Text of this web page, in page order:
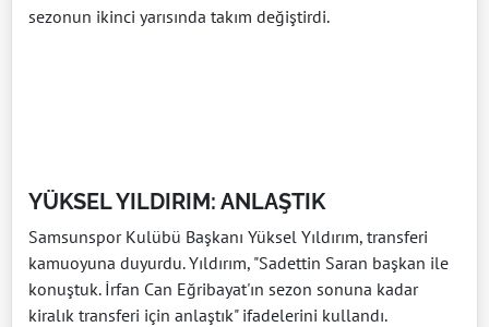
sezonun ikinci yarısında takım değiştirdi.
YÜKSEL YILDIRIM: ANLAŞTIK
Samsunspor Kulübü Başkanı Yüksel Yıldırım, transferi
kamuoyuna duyurdu. Yıldırım, "Sadettin Saran başkan ile
konuştuk. İrfan Can Eğribayat'ın sezon sonuna kadar
kiralık transferi için anlaştık" ifadelerini kullandı.